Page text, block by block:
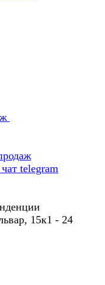
telegram
15к1 - 24